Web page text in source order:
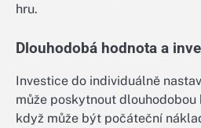
hru.
Dlouhodobá hodnota a
Investice do individuálně
může poskytnout
když může být počáteční